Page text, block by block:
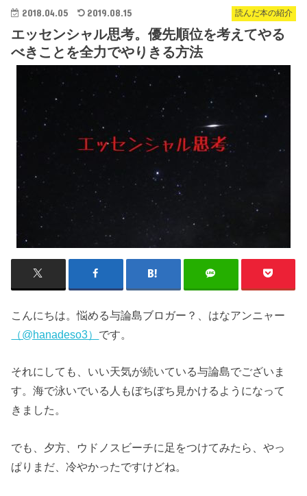
読んだ本の紹介
2018.04.05 2019.08.15
エッセンシャル思考。優先順位を考えてやる
べきことを全力でやりきる方法
こんにちは。悩める与論島ブロガー？、はなアンニャー
（@hanadeso3） です。
それにしても、いい天気が続いている与論島でございま
す。海で泳いでいる人もぼちぼち見かけるようになって
きました。
でも、夕方、ウドノスビーチに足をつけてみたら、やっ
ぱりまだ、冷やかったですけどね。